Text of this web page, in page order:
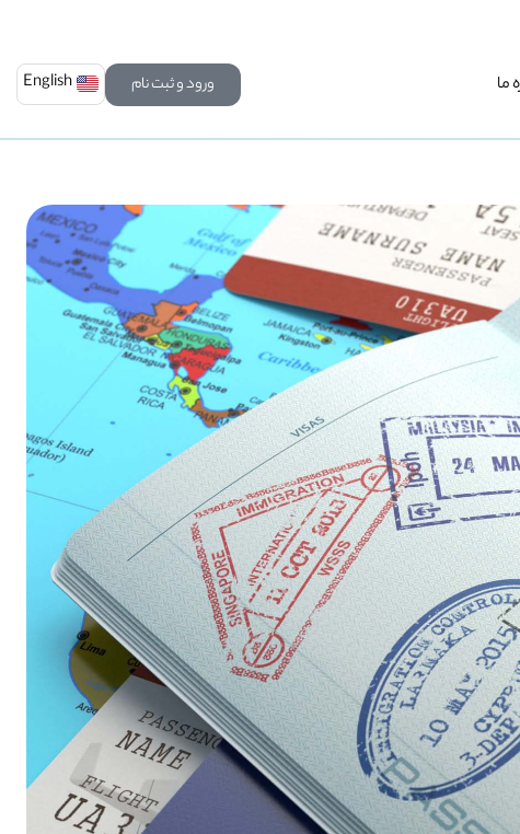
ما ورود و ثبت نام English